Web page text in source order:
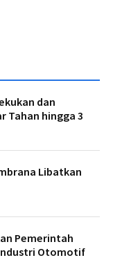
dan
Tahan hingga 3
Libatkan
Pemerintah
Otomotif